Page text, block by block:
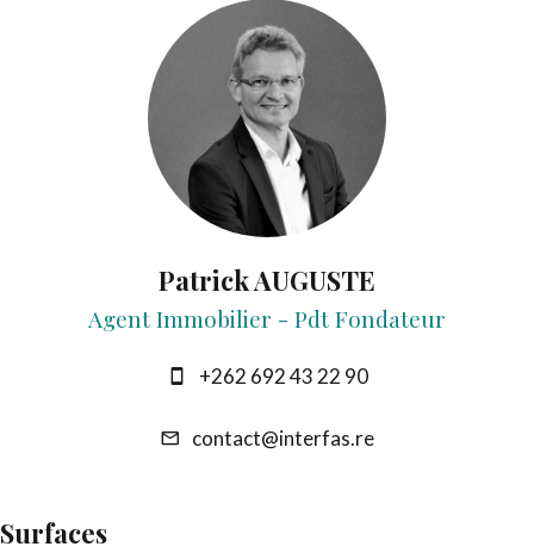
Patrick AUGUSTE
Agent Immobilier - Pdt Fondateur
+262 692 43 22 90
contact@interfas.re
Surfaces